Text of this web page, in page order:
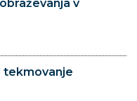
v
tekmovanje